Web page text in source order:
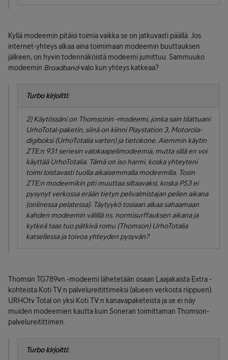
Kyllä modeemin pitäisi toimia vaikka se on jatkuvasti päällä. Jos
internet-yhteys alkaa aina toimimaan modeemin buuttauksen
jälkeen, on hyvin todennäköistä modeemi jumittuu. Sammuuko
modeemin Broadband-valo kun yhteys katkeaa?
Turbo kirjoitti:
2) Käytössäni on Thomsonin -modeemi, jonka sain tilattuani
UrhoTotal-paketin, siinä on kiinni Playstation 3, Motorola-
digiboksi (UrhoTotalia varten) ja tietokone. Aiemmin käytin
ZTE:n 931 seriesin valokaapelimodeemia, mutta sillä en voi
käyttää UrhoTotalia. Tämä on iso harmi, koska yhteyteni
toimi loistavasti tuolla aikaisemmalla modeemilla. Tosin
ZTE:n modeemikin piti muuttaa siltaavaksi, koska PS3 ei
pysynyt verkossa erään tietyn pelivalmistajan pelien aikana
(onlinessa pelatessa). Täytyykö tosiaan alkaa sahaamaan
kahden modeemin välillä ns. normisurffauksen aikana ja
kytkeä taas tuo pätkivä romu (Thomson) UrhoTotalia
katsellessa ja toivoa yhteyden pysyvän?
Thomsin TG789vn -modeemi lähetetään osaan Laajakaista Extra -
kohteista Koti TV:n palvelureitittimeksi (alueen verkosta riippuen).
URHOtv Total on yksi Koti TV:n kanavapaketeista ja se ei näy
muiden modeemien kautta kuin Soneran toimittaman Thomson-
palvelureitittimen.
Turbo kirjoitti: